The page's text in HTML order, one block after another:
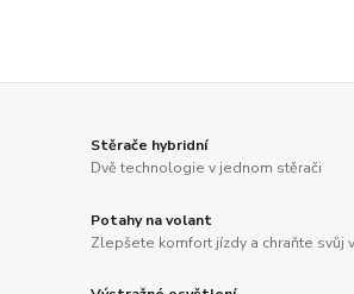
Stěrače hybridní
Dvě technologie v jednom stěrači
Potahy na volant
Zlepšete komfort jízdy a chraňte svůj